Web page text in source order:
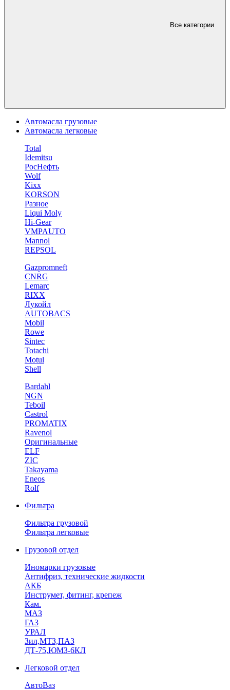
Все категории
Автомасла грузовые
Автомасла легковые
Total
Idemitsu
РосНефть
Wolf
Kixx
KORSON
Разное
Liqui Moly
Hi-Gear
VMPAUTO
Mannol
REPSOL
Gazpromneft
CNRG
Lemarc
RIXX
Лукойл
AUTOBACS
Mobil
Rowe
Sintec
Totachi
Motul
Shell
Bardahl
NGN
Teboil
Castrol
PROMATIX
Ravenol
Оригинальные
ELF
ZIC
Takayama
Eneos
Rolf
Фильтра
Фильтра грузовой
Фильтра легковые
Грузовой отдел
Иномарки грузовые
Антифриз, технические жидкости
АКБ
Инструмет, фитинг, крепеж
Кам.
МАЗ
ГА3
УРАЛ
Зил,МТЗ,ПАЗ
ДТ-75,ЮМЗ-6КЛ
Легковой отдел
АвтоВаз